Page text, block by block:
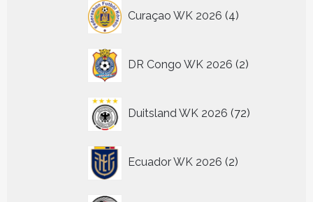
Curaçao WK 2026 4
producten
DR Congo WK 2026 2
producten
Duitsland WK 2026 72
producten
Ecuador WK 2026 2
producten